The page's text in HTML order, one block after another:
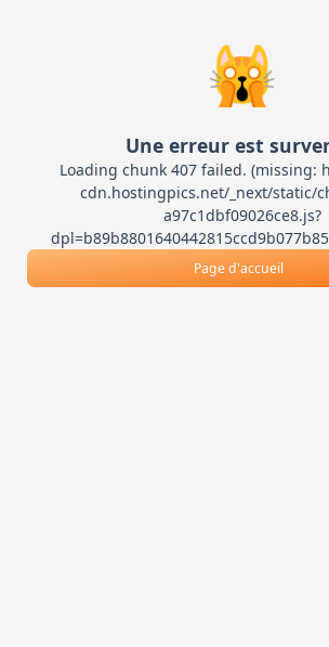
🙀
Une erreur est
Loading chunk 407 failed. (missing:
cdn.hostingpics.net/_next/static/
a97c1dbf09026ce8.js?
Page d'accueil